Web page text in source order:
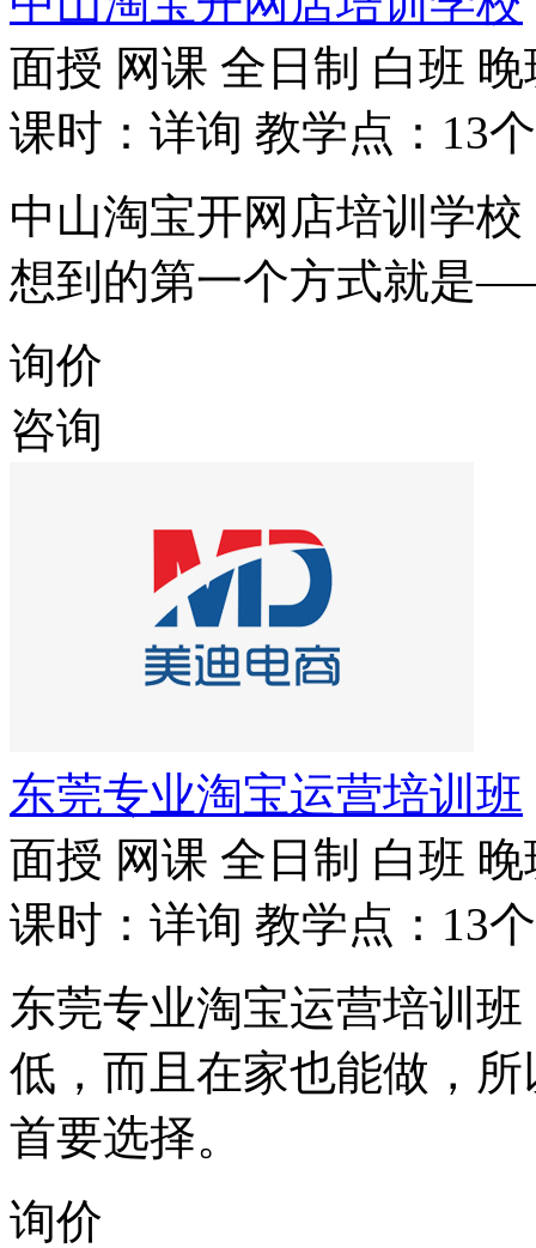
面授 网课 全日制 白班 晚
课时：详询 教学点：13个
中山淘宝开网店培训学
想到的第一个方式就是
询价
咨询
东莞专业淘宝运营培训班
面授 网课 全日制 白班 晚
课时：详询 教学点：13个
东莞专业淘宝运营培训
低，而且在家也能做，
首要选择。
询价